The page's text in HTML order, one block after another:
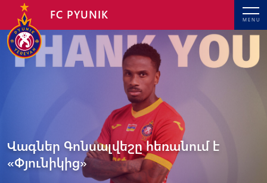
MENU
FC PYUNIK
Վագներ Գոնսալվեշը հեռանում է
«Փյունիկից»